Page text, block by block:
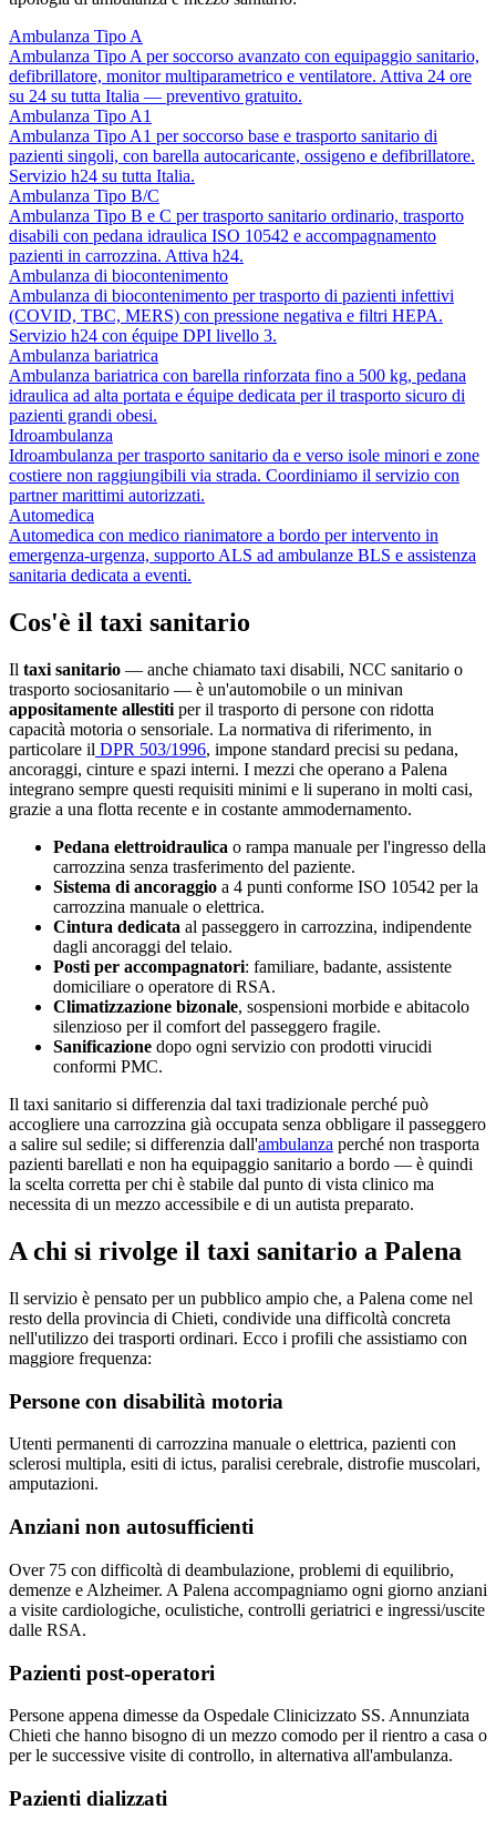
Ambulanza Tipo A
Ambulanza Tipo A per soccorso avanzato con equipaggio sanitario,
defibrillatore, monitor multiparametrico e ventilatore. Attiva 24 ore
su 24 su tutta Italia — preventivo gratuito.
Ambulanza Tipo A1
Ambulanza Tipo A1 per soccorso base e trasporto sanitario di
pazienti singoli, con barella autocaricante, ossigeno e defibrillatore.
Servizio h24 su tutta Italia.
Ambulanza Tipo B/C
Ambulanza Tipo B e C per trasporto sanitario ordinario, trasporto
disabili con pedana idraulica ISO 10542 e accompagnamento
pazienti in carrozzina. Attiva h24.
Ambulanza di biocontenimento
Ambulanza di biocontenimento per trasporto di pazienti infettivi
(COVID, TBC, MERS) con pressione negativa e filtri HEPA.
Servizio h24 con équipe DPI livello 3.
Ambulanza bariatrica
Ambulanza bariatrica con barella rinforzata fino a 500 kg, pedana
idraulica ad alta portata e équipe dedicata per il trasporto sicuro di
pazienti grandi obesi.
Idroambulanza
Idroambulanza per trasporto sanitario da e verso isole minori e zone
costiere non raggiungibili via strada. Coordiniamo il servizio con
partner marittimi autorizzati.
Automedica
Automedica con medico rianimatore a bordo per intervento in
emergenza-urgenza, supporto ALS ad ambulanze BLS e assistenza
sanitaria dedicata a eventi.
Cos'è il taxi sanitario
Il taxi sanitario — anche chiamato taxi disabili, NCC sanitario o
trasporto sociosanitario — è un'automobile o un minivan
appositamente allestiti per il trasporto di persone con ridotta
capacità motoria o sensoriale. La normativa di riferimento, in
particolare il DPR 503/1996, impone standard precisi su pedana,
ancoraggi, cinture e spazi interni. I mezzi che operano a Palena
integrano sempre questi requisiti minimi e li superano in molti casi,
grazie a una flotta recente e in costante ammodernamento.
Pedana elettroidraulica o rampa manuale per l'ingresso della
carrozzina senza trasferimento del paziente.
Sistema di ancoraggio a 4 punti conforme ISO 10542 per la
carrozzina manuale o elettrica.
Cintura dedicata al passeggero in carrozzina, indipendente
dagli ancoraggi del telaio.
Posti per accompagnatori: familiare, badante, assistente
domiciliare o operatore di RSA.
Climatizzazione bizonale, sospensioni morbide e abitacolo
silenzioso per il comfort del passeggero fragile.
Sanificazione dopo ogni servizio con prodotti virucidi
conformi PMC.
Il taxi sanitario si differenzia dal taxi tradizionale perché può
accogliere una carrozzina già occupata senza obbligare il passeggero
a salire sul sedile; si differenzia dall'ambulanza perché non trasporta
pazienti barellati e non ha equipaggio sanitario a bordo — è quindi
la scelta corretta per chi è stabile dal punto di vista clinico ma
necessita di un mezzo accessibile e di un autista preparato.
A chi si rivolge il taxi sanitario a Palena
Il servizio è pensato per un pubblico ampio che, a Palena come nel
resto della provincia di Chieti, condivide una difficoltà concreta
nell'utilizzo dei trasporti ordinari. Ecco i profili che assistiamo con
maggiore frequenza:
Persone con disabilità motoria
Utenti permanenti di carrozzina manuale o elettrica, pazienti con
sclerosi multipla, esiti di ictus, paralisi cerebrale, distrofie muscolari,
amputazioni.
Anziani non autosufficienti
Over 75 con difficoltà di deambulazione, problemi di equilibrio,
demenze e Alzheimer. A Palena accompagniamo ogni giorno anziani
a visite cardiologiche, oculistiche, controlli geriatrici e ingressi/uscite
dalle RSA.
Pazienti post-operatori
Persone appena dimesse da Ospedale Clinicizzato SS. Annunziata
Chieti che hanno bisogno di un mezzo comodo per il rientro a casa o
per le successive visite di controllo, in alternativa all'ambulanza.
Pazienti dializzati